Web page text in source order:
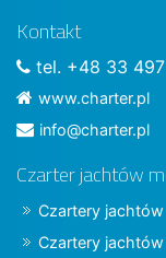
Kontakt
tel. +48 33
www.charter.pl
info@charter.pl
Czarter jachtów
Czartery
Czartery